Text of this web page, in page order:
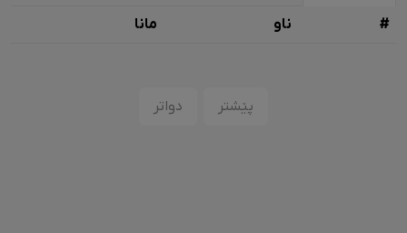
# ناو مانا
پێشتر دواتر